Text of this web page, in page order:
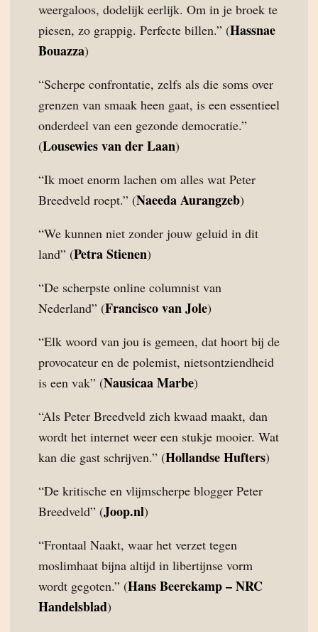
weergaloos, dodelijk eerlijk. Om in je broek te
piesen, zo grappig. Perfecte billen.” (Hassnae
Bouazza)
“Scherpe confrontatie, zelfs als die soms over
grenzen van smaak heen gaat, is een essentieel
onderdeel van een gezonde democratie.”
(Lousewies van der Laan)
“Ik moet enorm lachen om alles wat Peter
Breedveld roept.” (Naeeda Aurangzeb)
“We kunnen niet zonder jouw geluid in dit
land” (Petra Stienen)
“De scherpste online columnist van
Nederland” (Francisco van Jole)
“Elk woord van jou is gemeen, dat hoort bij de
provocateur en de polemist, nietsontziendheid
is een vak” (Nausicaa Marbe)
“Als Peter Breedveld zich kwaad maakt, dan
wordt het internet weer een stukje mooier. Wat
kan die gast schrijven.” (Hollandse Hufters)
“De kritische en vlijmscherpe blogger Peter
Breedveld” (Joop.nl)
“Frontaal Naakt, waar het verzet tegen
moslimhaat bijna altijd in libertijnse vorm
wordt gegoten.” (Hans Beerekamp – NRC
Handelsblad)